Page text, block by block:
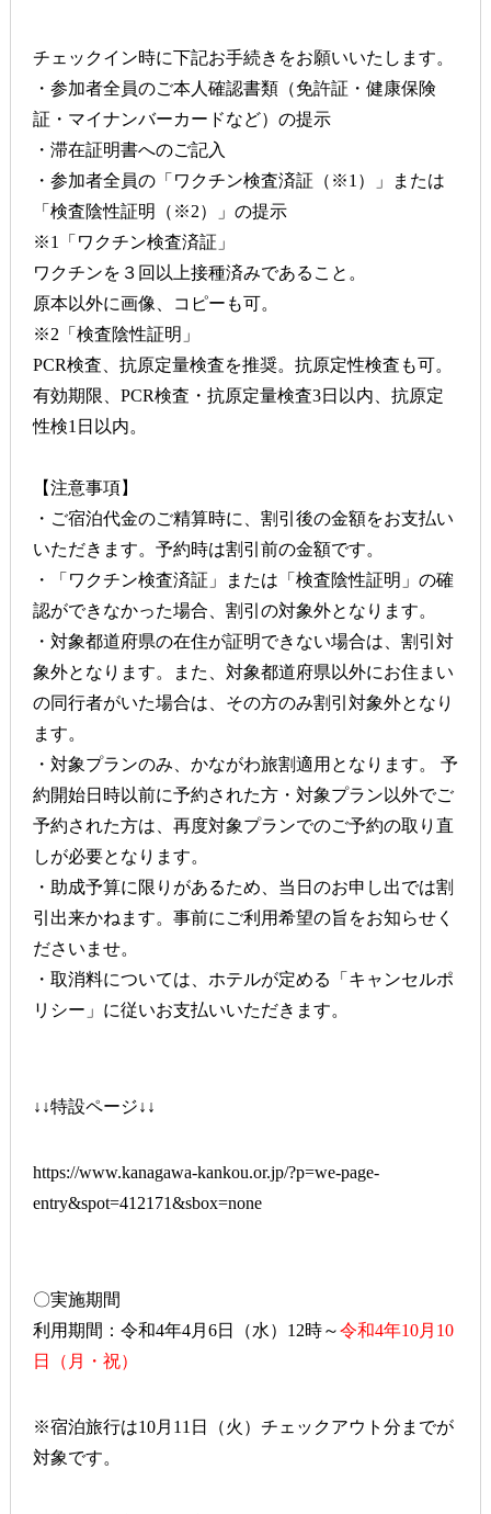
チェックイン時に下記お手続きをお願いいたします。
・参加者全員のご本人確認書類（免許証・健康保険
証・マイナンバーカードなど）の提示
・滞在証明書へのご記入
・参加者全員の「ワクチン検査済証（※1）」または
「検査陰性証明（※2）」の提示
※1「ワクチン検査済証」
ワクチンを３回以上接種済みであること。
原本以外に画像、コピーも可。
※2「検査陰性証明」
PCR検査、抗原定量検査を推奨。抗原定性検査も可。
有効期限、PCR検査・抗原定量検査3日以内、抗原定
性検1日以内。
【注意事項】
・ご宿泊代金のご精算時に、割引後の金額をお支払い
いただきます。予約時は割引前の金額です。
・「ワクチン検査済証」または「検査陰性証明」の確
認ができなかった場合、割引の対象外となります。
・対象都道府県の在住が証明できない場合は、割引対
象外となります。また、対象都道府県以外にお住まい
の同行者がいた場合は、その方のみ割引対象外となり
ます。
・対象プランのみ、かながわ旅割適用となります。 予
約開始日時以前に予約された方・対象プラン以外でご
予約された方は、再度対象プランでのご予約の取り直
しが必要となります。
・助成予算に限りがあるため、当日のお申し出では割
引出来かねます。事前にご利用希望の旨をお知らせく
ださいませ。
・取消料については、ホテルが定める「キャンセルポ
リシー」に従いお支払いいただきます。
↓↓特設ページ↓↓
https://www.kanagawa-kankou.or.jp/?p=we-page-
entry&spot=412171&sbox=none
〇実施期間
利用期間：令和4年4月6日（水）12時～令和4年10月10
日（月・祝）
※宿泊旅行は10月11日（火）チェックアウト分までが
対象です。